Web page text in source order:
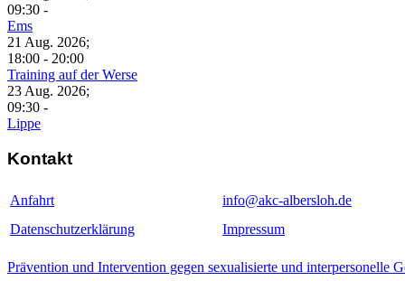
09:30 -
Ems
21 Aug. 2026;
18:00 - 20:00
Training auf der Werse
23 Aug. 2026;
09:30 -
Lippe
Kontakt
Anfahrt
info@akc-albersloh.de
Datenschutzerklärung
Impressum
Prävention und Intervention gegen sexualisierte und interpersonelle